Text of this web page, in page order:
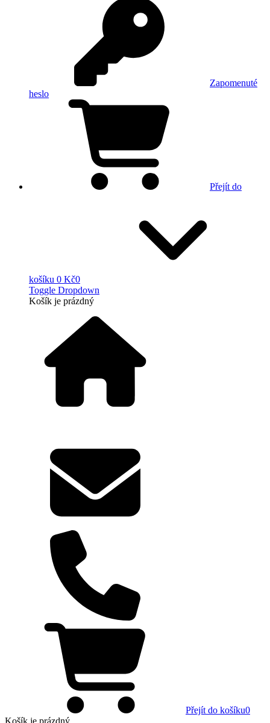
Zapomenuté
heslo
Přejít do
košíku 0 Kč0
Toggle Dropdown
Košík je prázdný
Přejít do košíku0
Košík je prázdný